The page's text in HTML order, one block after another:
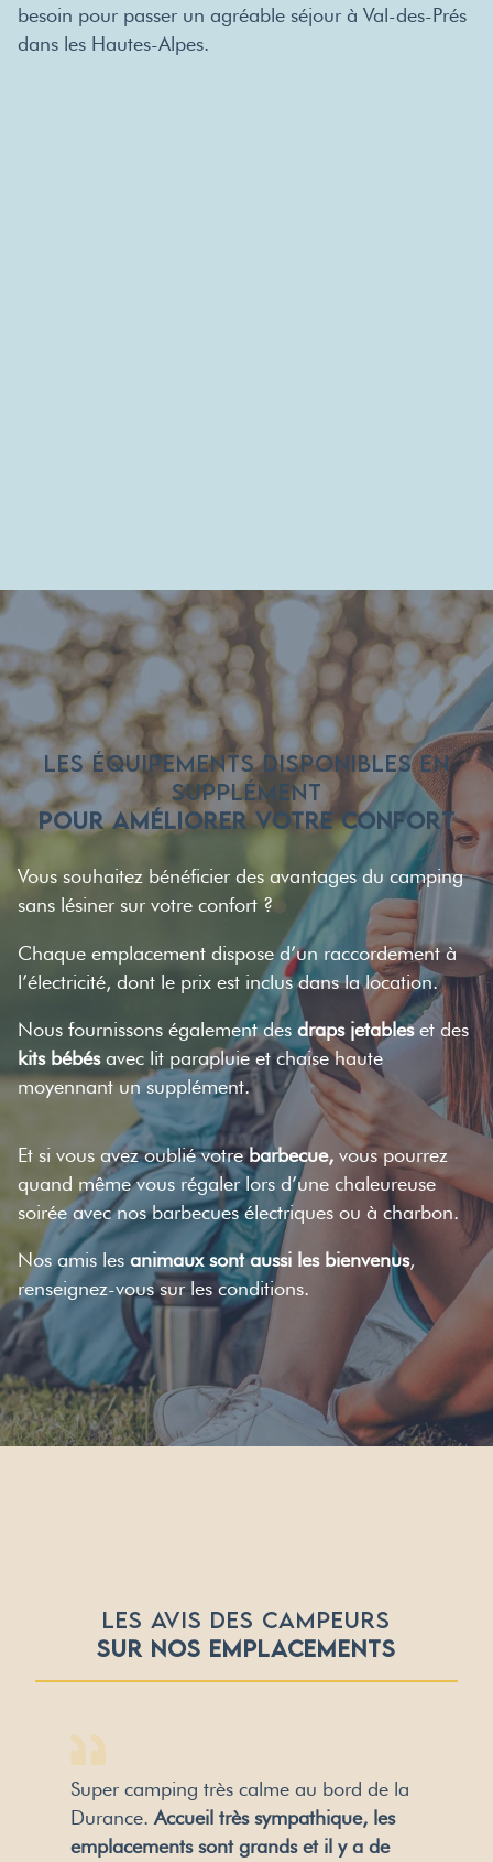
besoin pour passer un agréable séjour à Val-des-Prés
dans les Hautes-Alpes.
LES ÉQUIPEMENTS DISPONIBLES EN
SUPPLÉMENT
POUR AMÉLIORER VOTRE CONFORT
Vous souhaitez bénéficier des avantages du camping
sans lésiner sur votre confort ?
Chaque emplacement dispose d’un raccordement à
l’électricité, dont le prix est inclus dans la location.
Nous fournissons également des draps jetableset des
kits bébésavec lit parapluie et chaise haute
moyennant un supplément.
Et si vous avez oublié votrebarbecue, vous pourrez
quand même vous régaler lors d’une chaleureuse
soirée avec nos barbecues électriques ou à charbon.
Nos amis les animaux sont aussi les bienvenus,
renseignez-vous sur les conditions.
LES AVIS DES CAMPEURS
SUR NOS EMPLACEMENTS
Super camping très calme au bord de la
Durance.Accueil très sympathique, les
emplacements sont grands et il y a de